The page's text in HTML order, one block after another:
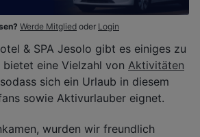
Werde Mitglied oder Login
& SPA Jesolo gibt es einiges zu
eine Vielzahl von Aktivitäten
sich ein Urlaub in diesem
sowie Aktivurlauber eignet.
wurden wir freundlich